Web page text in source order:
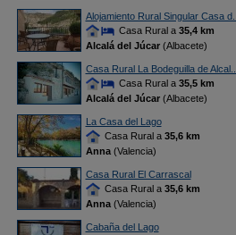
Alojamiento Rural Singular Casa d...
Casa Rural a 35,4 km
Alcalá del Júcar(Albacete)
Casa Rural La Bodeguilla de Alcal...
Casa Rural a 35,5 km
Alcalá del Júcar(Albacete)
La Casa del Lago
Casa Rural a 35,6 km
Anna(Valencia)
Casa Rural El Carrascal
Casa Rural a 35,6 km
Anna(Valencia)
Cabaña del Lago